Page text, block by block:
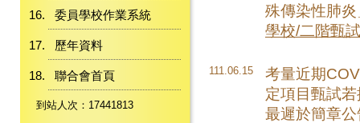
委員學校作業系統
歷年資料
聯合會首頁
到站人次：17441813
殊傳染性肺
學校/二階甄試
111.06.15
考量近期
定項目甄試
最遲於簡章